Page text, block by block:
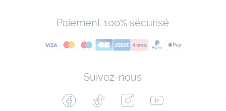
Paiement 100% sécurisé
Suivez-nous
Facebook Tiktok InstagramYoutube